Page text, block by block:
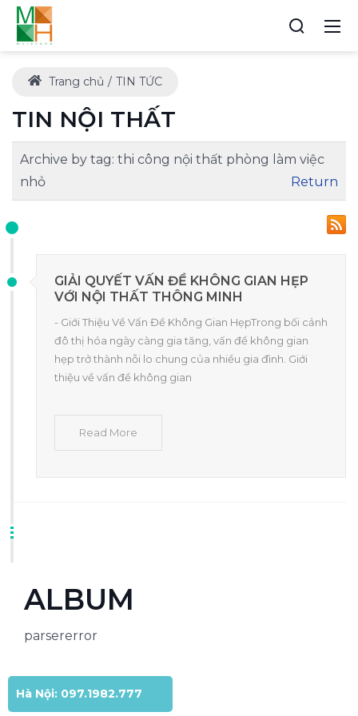
Trang chủ TIN TỨC
TIN NỘI THẤT
Archive by tag: thi công nội thất phòng làm việc
nhỏ
Return
GIẢI QUYẾT VẤN ĐỀ KHÔNG GIAN HẸP
VỚI NỘI THẤT THÔNG MINH
- Giới Thiệu Về Vấn Đề Không Gian HẹpTrong bối cảnh
đô thị hóa ngày càng gia tăng, vấn đề không gian
hẹp trở thành nỗi lo chung của nhiều gia đình. Giới
thiệu về vấn đề không gian
Read More
ALBUM
parsererror
Hà Nội: 097.1982.777